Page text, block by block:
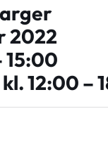
2022
15:00
12:00 –